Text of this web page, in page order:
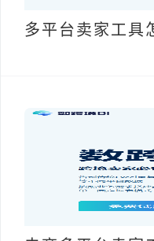
多平台卖家工具